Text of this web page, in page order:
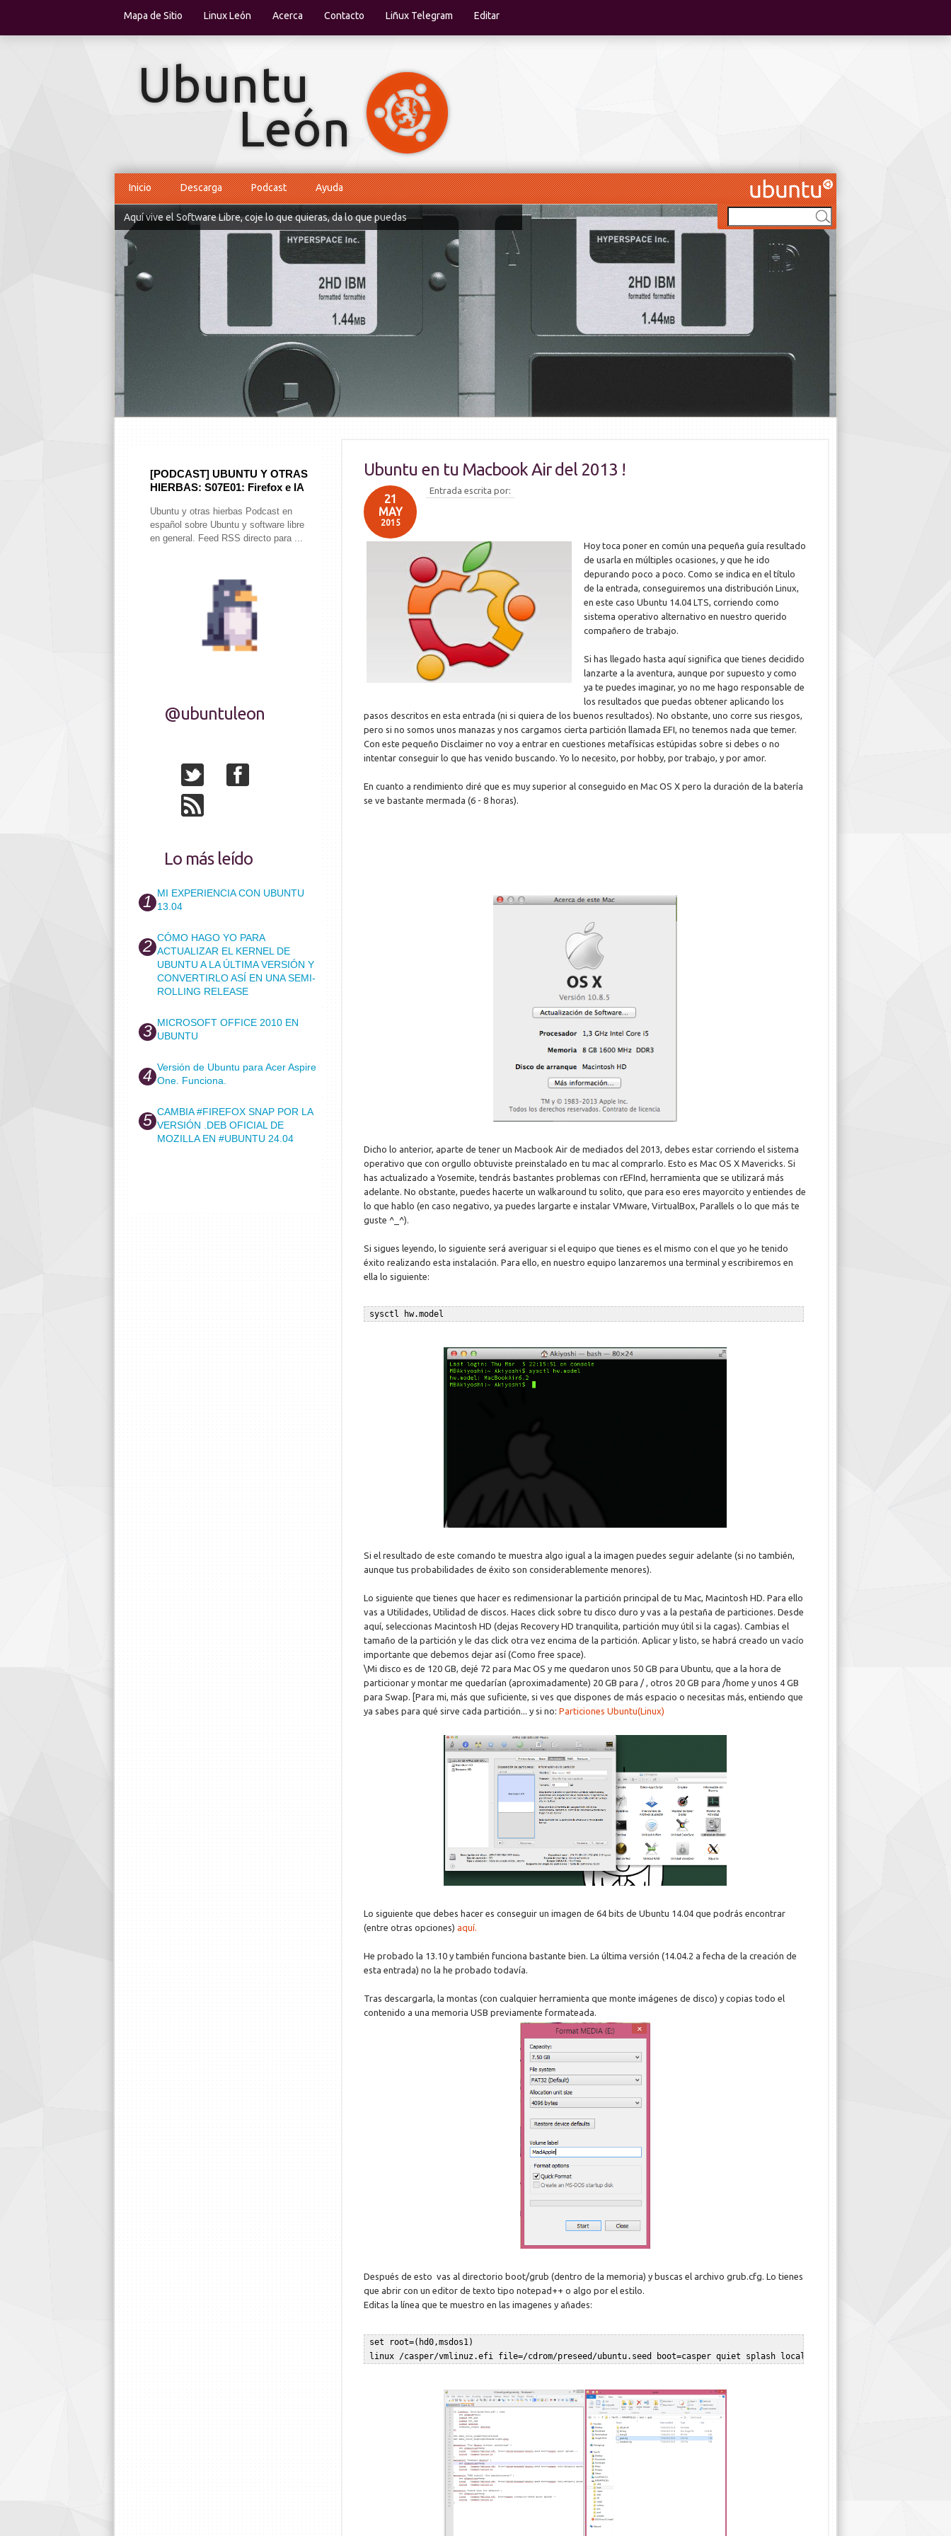
Mapa de Sitio Linux León Acerca Contacto Liñux Telegram Editar
Inicio Descarga Podcast Ayuda
Aquí vive el Software Libre, coje lo que quieras, da lo que puedas
Ubuntu en tu Macbook Air del 2013 !
Entrada escrita por:
21
MAY
2015
Hoy toca poner en común una pequeña guía resultado
de usarla en múltiples ocasiones, y que he ido
depurando poco a poco. Como se indica en el título
de la entrada, conseguiremos una distribución Linux,
en este caso Ubuntu 14.04 LTS, corriendo como
sistema operativo alternativo en nuestro querido
compañero de trabajo.
Si has llegado hasta aquí significa que tienes decidido
lanzarte a la aventura, aunque por supuesto y como
ya te puedes imaginar, yo no me hago responsable de
los resultados que puedas obtener aplicando los
pasos descritos en esta entrada (ni si quiera de los buenos resultados). No obstante, uno corre sus riesgos,
pero si no somos unos manazas y nos cargamos cierta partición llamada EFI, no tenemos nada que temer.
Con este pequeño Disclaimer no voy a entrar en cuestiones metafísicas estúpidas sobre si debes o no
intentar conseguir lo que has venido buscando. Yo lo necesito, por hobby, por trabajo, y por amor.
En cuanto a rendimiento diré que es muy superior al conseguido en Mac OS X pero la duración de la batería
se ve bastante mermada (6 - 8 horas).
Dicho lo anterior, aparte de tener un Macbook Air de mediados del 2013, debes estar corriendo el sistema
operativo que con orgullo obtuviste preinstalado en tu mac al comprarlo. Esto es Mac OS X Mavericks. Si
has actualizado a Yosemite, tendrás bastantes problemas con rEFInd, herramienta que se utilizará más
adelante. No obstante, puedes hacerte un walkaround tu solito, que para eso eres mayorcito y entiendes de
lo que hablo (en caso negativo, ya puedes largarte e instalar VMware, VirtualBox, Parallels o lo que más te
guste ^_^).
Si sigues leyendo, lo siguiente será averiguar si el equipo que tienes es el mismo con el que yo he tenido
éxito realizando esta instalación. Para ello, en nuestro equipo lanzaremos una terminal y escribiremos en
ella lo siguiente:
Si el resultado de este comando te muestra algo igual a la imagen puedes seguir adelante (si no también,
aunque tus probabilidades de éxito son considerablemente menores).
Lo siguiente que tienes que hacer es redimensionar la partición principal de tu Mac, Macintosh HD. Para ello
vas a Utilidades, Utilidad de discos. Haces click sobre tu disco duro y vas a la pestaña de particiones. Desde
aquí, seleccionas Macintosh HD (dejas Recovery HD tranquilita, partición muy útil si la cagas). Cambias el
tamaño de la partición y le das click otra vez encima de la partición. Aplicar y listo, se habrá creado un vacío
importante que debemos dejar así (Como free space).
\Mi disco es de 120 GB, dejé 72 para Mac OS y me quedaron unos 50 GB para Ubuntu, que a la hora de
particionar y montar me quedarían (aproximadamente) 20 GB para / , otros 20 GB para /home y unos 4 GB
para Swap. [Para mi, más que suficiente, si ves que dispones de más espacio o necesitas más, entiendo que
ya sabes para qué sirve cada partición... y si no: Particiones Ubuntu(Linux)
Lo siguiente que debes hacer es conseguir un imagen de 64 bits de Ubuntu 14.04 que podrás encontrar
(entre otras opciones) aquí.
He probado la 13.10 y también funciona bastante bien. La última versión (14.04.2 a fecha de la creación de
esta entrada) no la he probado todavía.
Tras descargarla, la montas (con cualquier herramienta que monte imágenes de disco) y copias todo el
contenido a una memoria USB previamente formateada.
Después de esto vas al directorio boot/grub (dentro de la memoria) y buscas el archivo grub.cfg. Lo tienes
que abrir con un editor de texto tipo notepad++ o algo por el estilo.
Editas la línea que te muestro en las imagenes y añades:
set root=(hd0,msdos1)
[PODCAST] UBUNTU Y OTRAS
HIERBAS: S07E01: Firefox e IA
Ubuntu y otras hierbas Podcast en
español sobre Ubuntu y software libre
en general. Feed RSS directo para ...
@ubuntuleon
Lo más leído
MI EXPERIENCIA CON UBUNTU
13.04
CÓMO HAGO YO PARA
ACTUALIZAR EL KERNEL DE
UBUNTU A LA ÚLTIMA VERSIÓN Y
CONVERTIRLO ASÍ EN UNA SEMI-
ROLLING RELEASE
MICROSOFT OFFICE 2010 EN
UBUNTU
Versión de Ubuntu para Acer Aspire
One. Funciona.
CAMBIA #FIREFOX SNAP POR LA
VERSIÓN .DEB OFICIAL DE
MOZILLA EN #UBUNTU 24.04